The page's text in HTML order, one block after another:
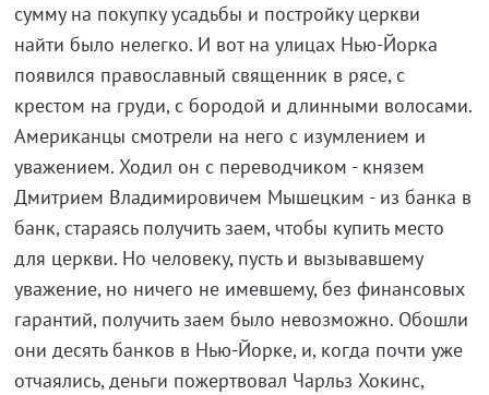
сумму на покупку усадьбы и постройку церкви
найти было нелегко. И вот на улицах Нью-Йорка
появился православный священник в рясе, с
крестом на груди, с бородой и длинными волосами.
Американцы смотрели на него с изумлением и
уважением. Ходил он с переводчиком - князем
Дмитрием Владимировичем Мышецким - из банка в
банк, стараясь получить заем, чтобы купить место
для церкви. Но человеку, пусть и вызывавшему
уважение, но ничего не имевшему, без финансовых
гарантий, получить заем было невозможно. Обошли
они десять банков в Нью-Йорке, и, когда почти уже
отчаялись, деньги пожертвовал Чарльз Хокинс,